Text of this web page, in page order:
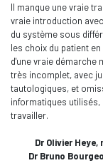
Il manque une vraie
vraie introduction
du système sous
les choix du patient
d'une vraie démarche
très incomplet, avec
tautologiques, et
informatiques
travailler.
Dr Olivier
Dr Bruno